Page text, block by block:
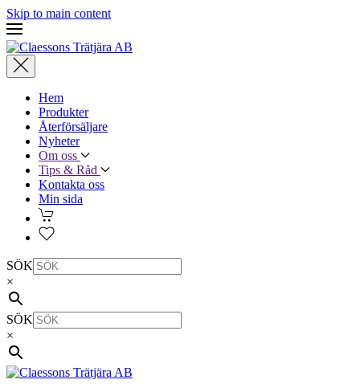
Skip to main content
Hem
Produkter
Återförsäljare
Nyheter
Om oss
Tips & Råd
Kontakta oss
Min sida
SÖK
×
SÖK
×